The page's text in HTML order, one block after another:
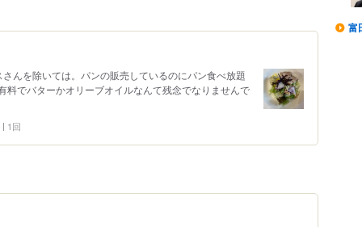
んを除いては。パンの販売しているのにパン食べ放題
料でバターかオリーブオイルなんて残念でなりませんで
1回
富